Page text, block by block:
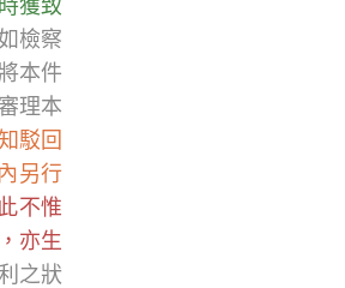
獲致
檢察
本件
理本
駁回
另行
不惟
亦生
之狀